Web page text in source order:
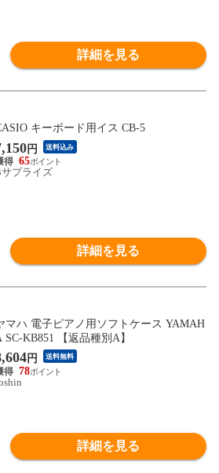
詳細を見る
キーボード用イス CB-5
円 送料込み
65
プライズ
詳細を見る
マハ 電子ピアノ用ソフトケース YAMAH
SC-KB851 【返品種別A】
円 送料無料
78
詳細を見る